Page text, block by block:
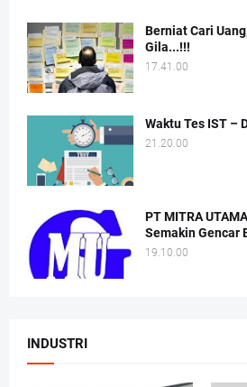
Berniat Cari
Gila...!!!
17.41.00
Waktu Tes IST –
21.20.00
PT MITRA
Semakin Gencar
19.10.00
INDUSTRI